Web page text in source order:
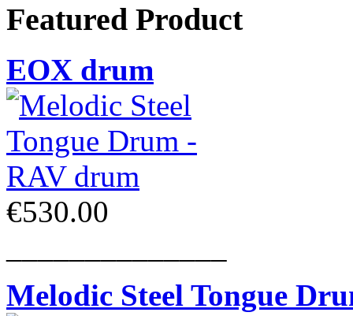
Featured Product
EOX drum
€530.00
Melodic Steel Tongue